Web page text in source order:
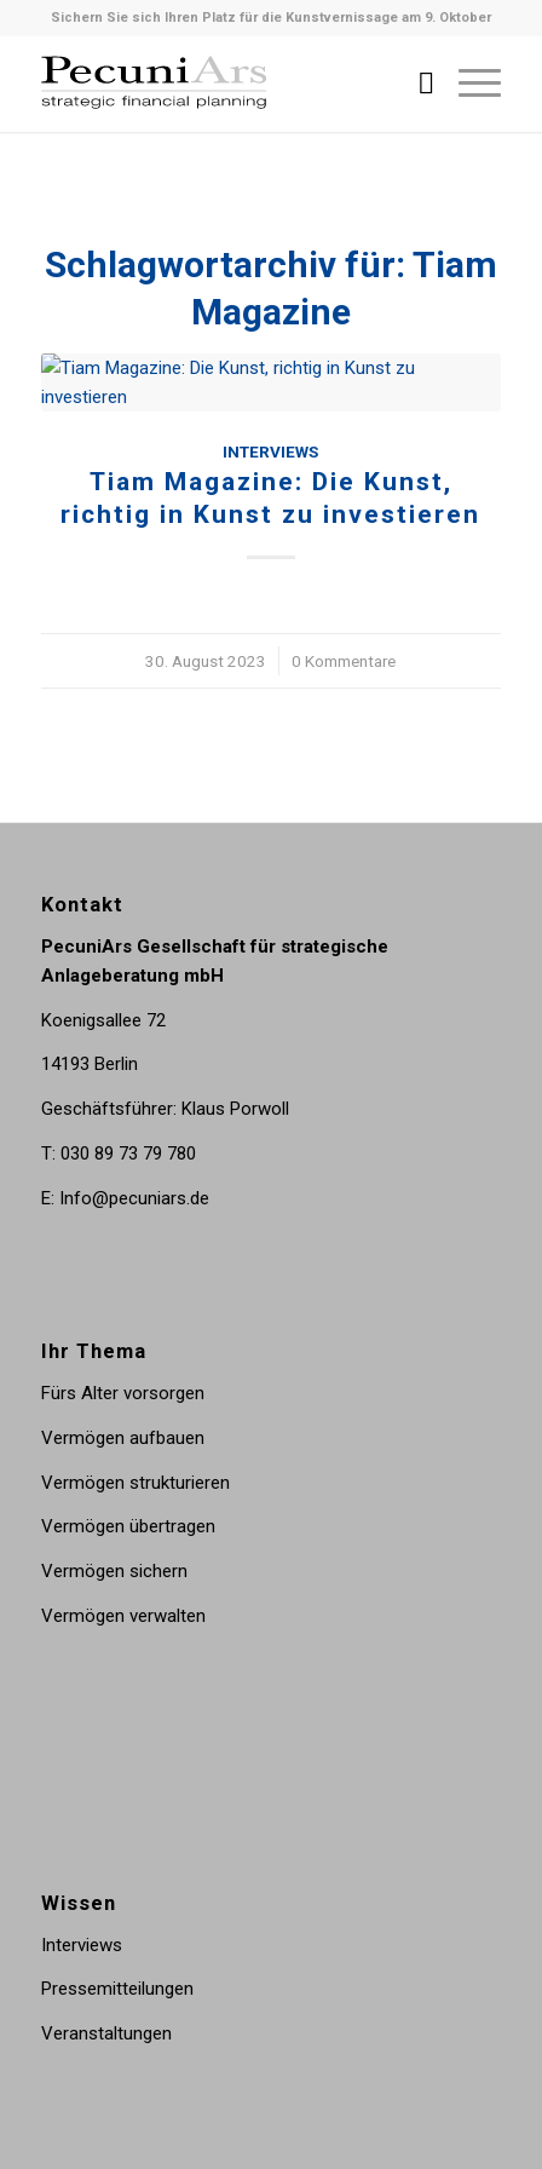
Sichern Sie sich Ihren Platz für die Kunstvernissage am 9. Oktober
Schlagwortarchiv für: Tiam
Magazine
INTERVIEWS
Tiam Magazine: Die Kunst,
richtig in Kunst zu investieren
30. August 2023
/ 0 Kommentare
Kontakt
PecuniArs Gesellschaft für strategische
Anlageberatung mbH
Koenigsallee 72
14193 Berlin
Geschäftsführer: Klaus Porwoll
T: 030 89 73 79 780
E: Info@pecuniars.de
Ihr Thema
Fürs Alter vorsorgen
Vermögen aufbauen
Vermögen strukturieren
Vermögen übertragen
Vermögen sichern
Vermögen verwalten
Wissen
Interviews
Pressemitteilungen
Veranstaltungen